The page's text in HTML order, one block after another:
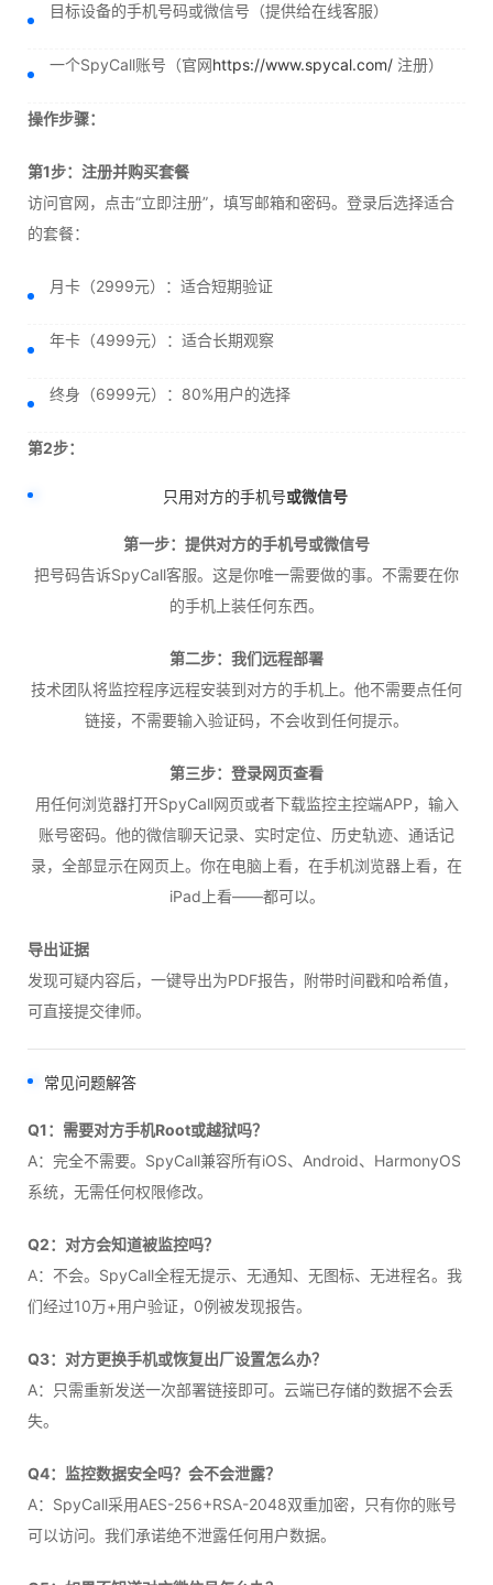
目标设备的手机号码或微信号（提供给在线客服）
一个SpyCall账号（官网https://www.spycal.com/ 注册）
操作步骤：
第1步：注册并购买套餐
访问官网，点击“立即注册”，填写邮箱和密码。登录后选择适合
的套餐：
月卡（2999元）：适合短期验证
年卡（4999元）：适合长期观察
终身（6999元）：80%用户的选择
第2步：
只用对方的手机号或微信号
第一步：提供对方的手机号或微信号
把号码告诉SpyCall客服。这是你唯一需要做的事。不需要在你
的手机上装任何东西。
第二步：我们远程部署
技术团队将监控程序远程安装到对方的手机上。他不需要点任何
链接，不需要输入验证码，不会收到任何提示。
第三步：登录网页查看
用任何浏览器打开SpyCall网页或者下载监控主控端APP，输入
账号密码。他的微信聊天记录、实时定位、历史轨迹、通话记
录，全部显示在网页上。你在电脑上看，在手机浏览器上看，在
iPad上看——都可以。
导出证据
发现可疑内容后，一键导出为PDF报告，附带时间戳和哈希值，
可直接提交律师。
常见问题解答
Q1：需要对方手机Root或越狱吗？
A：完全不需要。SpyCall兼容所有iOS、Android、HarmonyOS
系统，无需任何权限修改。
Q2：对方会知道被监控吗？
A：不会。SpyCall全程无提示、无通知、无图标、无进程名。我
们经过10万+用户验证，0例被发现报告。
Q3：对方更换手机或恢复出厂设置怎么办？
A：只需重新发送一次部署链接即可。云端已存储的数据不会丢
失。
Q4：监控数据安全吗？会不会泄露？
A：SpyCall采用AES-256+RSA-2048双重加密，只有你的账号
可以访问。我们承诺绝不泄露任何用户数据。